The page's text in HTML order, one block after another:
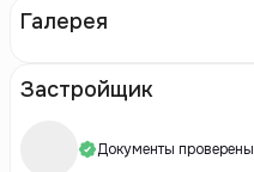
Галерея
Застройщик
Документы проверены